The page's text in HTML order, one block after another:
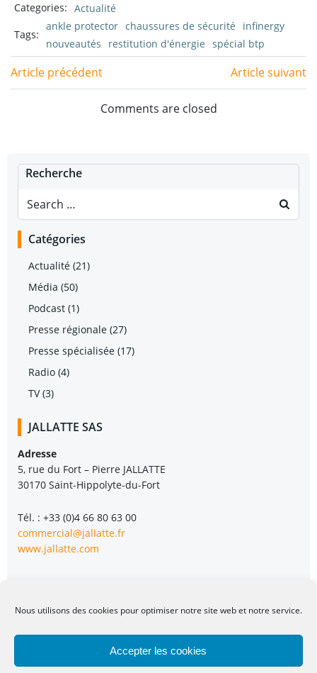
Nous utilisons des cookies pour optimiser notre site web et notre service.
Accepter les cookies
Categories: Actualité
Tags:
ankle protector chaussures de sécurité
infinergy
nouveautés
restitution d'énergie spécial btp
Post
navigation
Article précédent
navigation
Article suivant
Comments are closed
Recherche
Search
for:
Catégories
Actualité (21)
Média (50)
Podcast (1)
Presse régionale (27)
Presse spécialisée (17)
Radio (4)
TV(3)
JALLATTE SAS
Adresse
5, rue du Fort – Pierre JALLATTE
30170 Saint-Hippolyte-du-Fort
Tél. : +33 (0)4 66 80 63 00
commercial@jallatte.fr
www.jallatte.com